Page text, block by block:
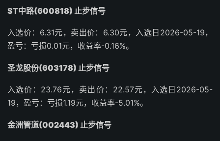
ST中路(600818) 止步信号
入选价：6.31元，卖出价：6.30元，入选日2026-05-19，
盈亏：亏损0.01元，收益率-0.16%。
圣龙股份(603178) 止步信号
入选价：23.76元，卖出价：22.57元，入选日2026-05-
19，盈亏：亏损1.19元，收益率-5.01%。
金洲管道(002443) 止步信号